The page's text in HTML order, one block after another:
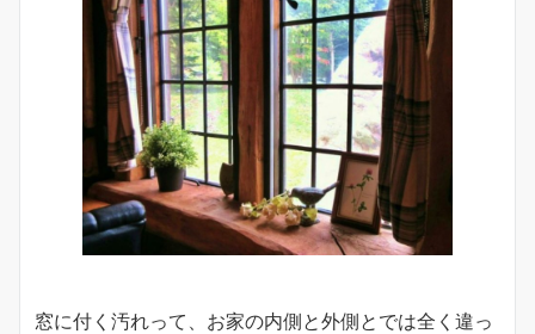
窓に付く汚れって、お家の内側と外側とでは全く違っ